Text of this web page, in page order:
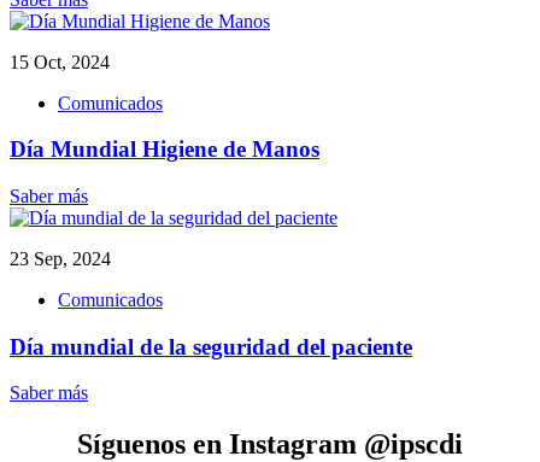
15 Oct, 2024
Comunicados
Día Mundial Higiene de Manos
Saber más
23 Sep, 2024
Comunicados
Día mundial de la seguridad del paciente
Saber más
Síguenos en Instagram @ipscdi